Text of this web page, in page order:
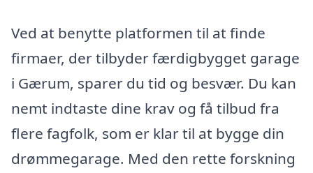
Ved at benytte platformen til at finde
firmaer, der tilbyder færdigbygget garage
i Gærum, sparer du tid og besvær. Du kan
nemt indtaste dine krav og få tilbud fra
flere fagfolk, som er klar til at bygge din
drømmegarage. Med den rette forskning